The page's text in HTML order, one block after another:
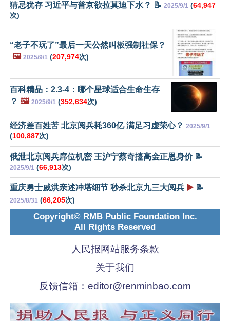
猜忌犹存 习近平与普京欲拉莫迪下水？ 📝 2025/9/1 (64,947
次)
“老子不玩了”最后一天公然叫板强制社保？
🖼️ 2025/9/1 (207,974次)
百科精品：2.3-4：哪个星球适合生命生存
？ 🖼️ 2025/9/1 (352,634次)
经济差百姓苦 北京阅兵耗360亿 满足习虚荣心？ 2025/9/1
(100,887次)
俄泄北京阅兵席位机密 王沪宁蔡奇擡高金正恩身价 📝
2025/9/1 (66,913次)
重庆勇士戚洪亲述冲塔细节 秒杀北京九三大阅兵 ▶️ 📝
2025/8/31 (66,205次)
Copyright© RMB Public Foundation Inc.
All Rights Reserved
人民报网站服务条款
关于我们
反馈信箱： editor@renminbao.com